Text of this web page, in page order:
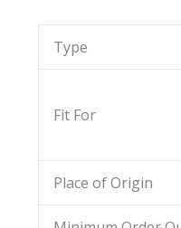
Type
Fit For
Place of Origin